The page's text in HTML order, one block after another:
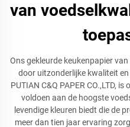
van
Ons gekleurde keukenpapier
door uitzonderlijke kwaliteit
PUTIAN C&Q PAPER CO.,LTD,
voldoen aan de hoogste
levendige kleuren biedt die de
meer dan tien jaar ervaring